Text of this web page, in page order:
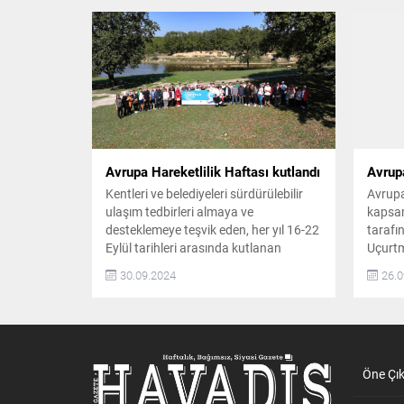
Avrupa Hareketlilik Haftası kutlandı
Kentleri ve belediyeleri sürdürülebilir
ulaşım tedbirleri almaya ve
desteklemeye teşvik eden, her yıl 16-22
Eylül tarihleri arasında kutlanan
Avrupa Hareketlilik Haftası Kapaklı’da
da kutlandı. Kapaklı Belediyesi Gençlik
yürüyüşü düzenlendi BİSİKLET TURU
DÜZENLENDİ Sürdürülebilir kentsel
hareketlilik yöntemlerinin
30.09.2024
Öne